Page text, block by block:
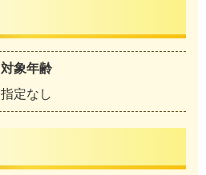
対象年齢
指定なし